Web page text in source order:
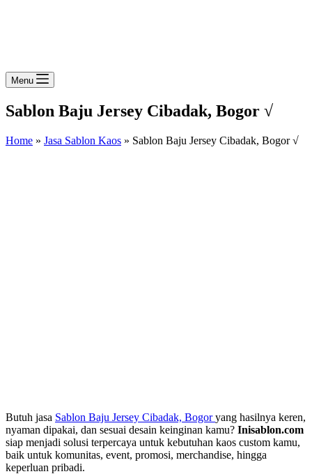
Menu
Sablon Baju Jersey Cibadak, Bogor √
Home » Jasa Sablon Kaos » Sablon Baju Jersey Cibadak, Bogor √
Butuh jasa Sablon Baju Jersey Cibadak, Bogoryang hasilnya keren,
nyaman dipakai, dan sesuai desain keinginan kamu? Inisablon.com
siap menjadi solusi terpercaya untuk kebutuhan kaos custom kamu,
baik untuk komunitas, event, promosi, merchandise, hingga
keperluan pribadi.